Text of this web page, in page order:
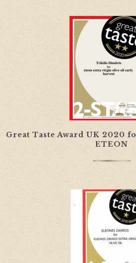
Great Taste Award UK 2020
ETEON